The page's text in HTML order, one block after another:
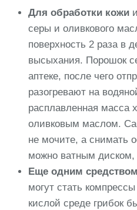
Для обработки кожи
серы и оливкового
поверхность 2 раза в
высыхания. Порошок
аптеке, после чего
разогревают на
расплавленная масса
оливковым маслом.
не мочите, а снимать
можно ватным
Еще одним средством
могут стать
кислой среде грибок